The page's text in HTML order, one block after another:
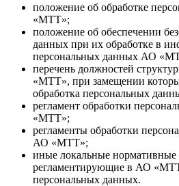
положение об обработке
«МТТ»;
положение об обеспечении
данных при их обработке в
персональных данных АО
перечень должностей
«МТТ», при замещении
обработка персональных
регламент обработки
«МТТ»;
регламенты обработки
АО «МТТ»;
иные локальные
регламентирующие в АО
персональных данных.